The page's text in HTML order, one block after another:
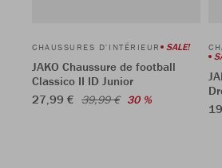
CHAUSSURES D'INTÉRIEUR SALE!
JAKO Chaussure de football
Classico II ID Junior
27,99 € 39,99 € 30 %